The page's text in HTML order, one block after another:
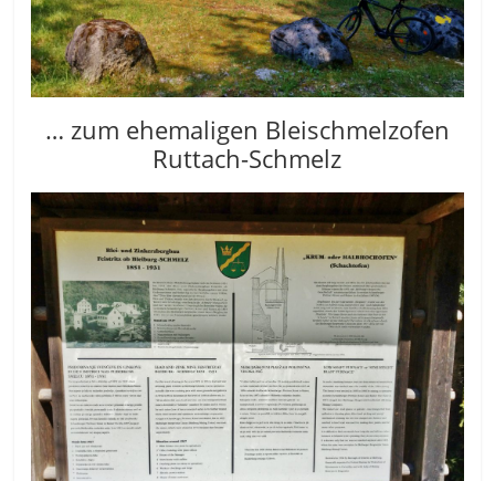
… zum ehemaligen Bleischmelzofen
Ruttach-Schmelz